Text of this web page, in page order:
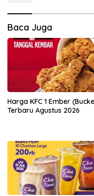
Baca Juga
Harga KFC 1 Ember
Terbaru Agustus 2026